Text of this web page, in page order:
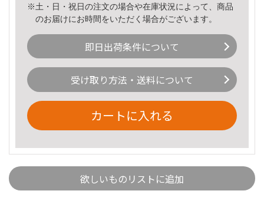
※土・日・祝日の注文の場合や在庫状況によって、商品
のお届けにお時間をいただく場合がございます。
即日出荷条件について
受け取り方法・送料について
カートに入れる
欲しいものリストに追加